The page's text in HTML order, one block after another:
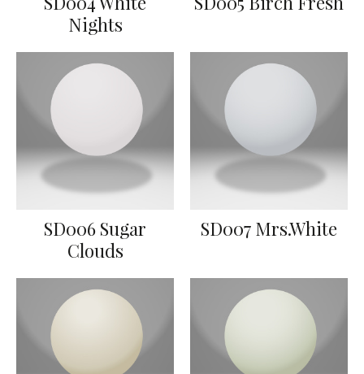
Nights
SD006 Sugar
Clouds
SD007 Mrs.White